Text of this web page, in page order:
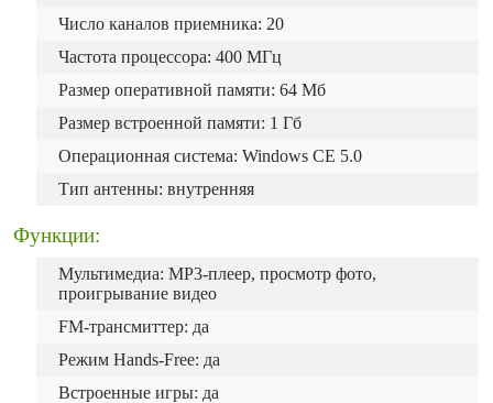
Число каналов приемника: 20
Частота процессора: 400 МГц
Размер оперативной памяти: 64 Мб
Размер встроенной памяти: 1 Гб
Операционная система: Windows CE 5.0
Тип антенны: внутренняя
Функции:
Мультимедиа: MP3-плеер, просмотр фото,
проигрывание видео
FM-трансмиттер: да
Режим Hands-Free: да
Встроенные игры: да